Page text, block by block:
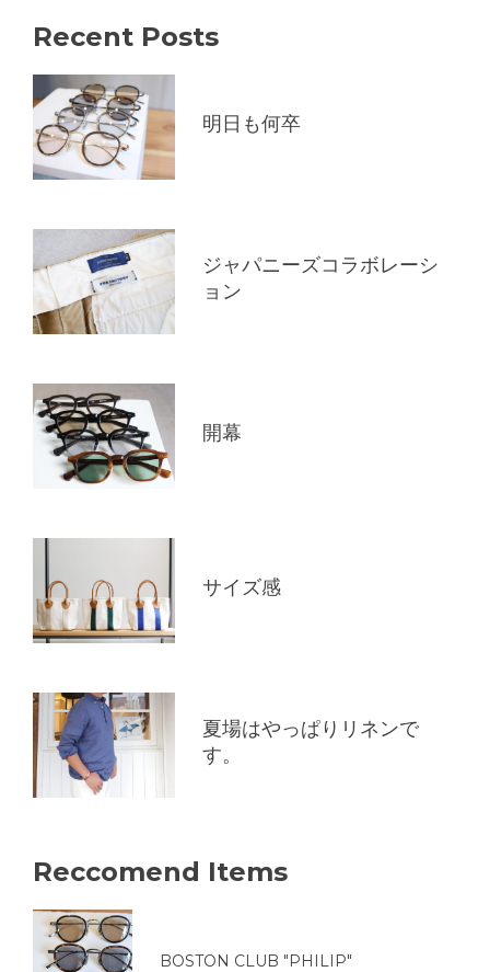
Recent Posts
明日も何卒
ジャパニーズコラボレーシ
ョン
開幕
サイズ感
夏場はやっぱりリネンで
す。
Reccomend Items
BOSTON CLUB "PHILIP"